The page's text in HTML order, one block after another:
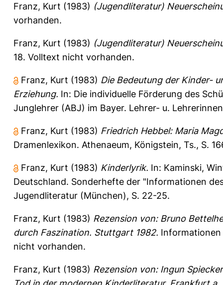
Franz, Kurt (1983) (Jugendliteratur)
vorhanden.
Franz, Kurt (1983) (Jugendliteratur)
18. Volltext nicht vorhanden.
Franz, Kurt (1983) Die Bedeutung der Kinder-
Erziehung. In: Die individuelle Förderung des
Junglehrer (ABJ) im Bayer. Lehrer- u.
Franz, Kurt (1983) Friedrich Hebbel: Maria
Dramenlexikon. Athenaeum, Königstein, Ts., S.
Franz, Kurt (1983) Kinderlyrik. In: Kaminski,
Deutschland. Sonderhefte der "Informationen
Jugendliteratur (München), S. 22-25.
Franz, Kurt (1983) Rezension von: Bruno
durch Faszination. Stuttgart 1982. Informationen
nicht vorhanden.
Franz, Kurt (1983) Rezension von: Ingun